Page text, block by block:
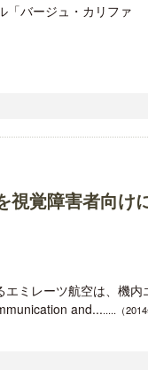
「バージュ・カリファ
視覚障害者向け
エミレーツ航空は、機内
and........（